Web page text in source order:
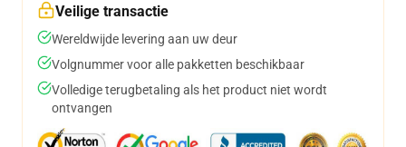
Veilige transactie
Wereldwijde levering aan uw deur
Volgnummer voor alle pakketten beschikbaar
Volledige terugbetaling als het product niet wordt
ontvangen